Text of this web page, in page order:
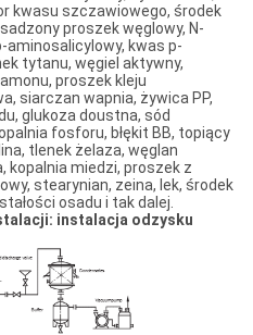
kwasu szczawiowego, środek
proszek węglowy, N-
kwas p-
tytanu, węgiel aktywny,
proszek kleju
siarczan wapnia, żywica PP,
glukoza doustna, sód
fosforu, błękit BB, topiący
tlenek żelaza, węglan
kopalnia miedzi, proszek z
stearynian, zeina, lek, środek
osadu i tak dalej.
instalacja odzysku